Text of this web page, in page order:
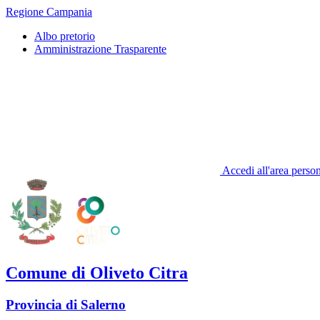
Regione Campania
Albo pretorio
Amministrazione Trasparente
Accedi all'area
Comune di Oliveto Citra
Provincia di Salerno